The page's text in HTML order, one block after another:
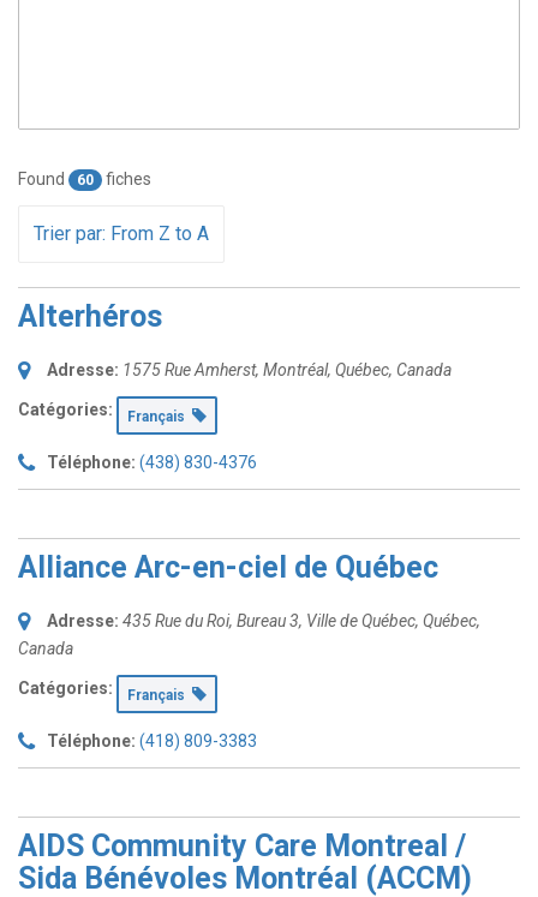
Found 60 fiches
Trier par: From Z to A
Alterhéros
Adresse: 1575 Rue Amherst, Montréal, Québec, Canada
Catégories: Français
Téléphone: (438) 830-4376
Alliance Arc-en-ciel de Québec
Adresse: 435 Rue du Roi, Bureau 3, Ville de Québec, Québec,
Canada
Catégories: Français
Téléphone: (418) 809-3383
AIDS Community Care Montreal /
Sida Bénévoles Montréal (ACCM)